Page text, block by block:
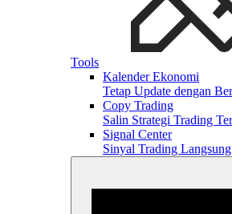
Tools
Kalender Ekonomi
Tetap Update dengan
Copy Trading
Salin Strategi Trading
Signal Center
Sinyal Trading